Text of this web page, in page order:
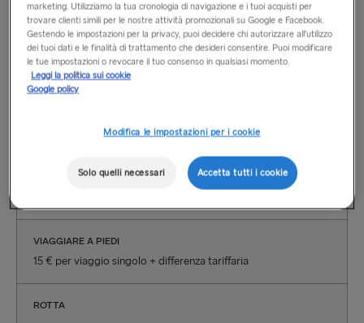
VIAGGIARE CON VEICOLO
VIAGGIARE A PIEDI
ROTTA
Hoek van Holland-Harwich
VIAGGIARE CON VEICOLO
VIAGGIARE A PIEDI
15 € per viaggio singolo + differenza tariffaria
ROTTA
marketing. Utilizziamo la tua cronologia di navigazione e i tuoi acquisti per
trovare clienti simili per le nostre attività promozionali su Google e Facebook.
Gestendo le impostazioni per la privacy, puoi decidere chi autorizzare all’utilizzo
dei tuoi dati e le finalità di trattamento che desideri consentire. Puoi modificare
le tue impostazioni o revocare il tuo consenso in qualsiasi momento.
Leggi la politica sui cookie
Google policy
Modifica le impostazioni per i cookie
Solo quelli necessari Accetta tutti i cookie